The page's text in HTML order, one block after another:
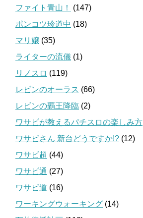
ファイト青山！
(147)
ポンコツ珍道中 (18)
マリ嬢 (35)
ライターの流儀 (1)
リノスロ (119)
レビンのオーラス (66)
レビンの覇王降臨 (2)
ワサビが教えるパチスロの楽しみ方
ワサビさん 新台どうですか!? (12)
ワサビ超 (44)
ワサビ通 (27)
ワサビ道 (16)
ワーキングウォーキング (14)